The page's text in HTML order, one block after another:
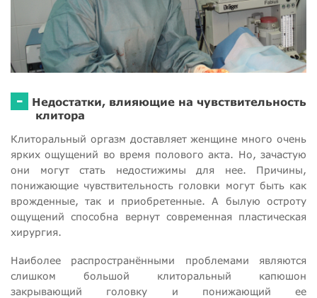
-
Недостатки, влияющие на чувствительность
клитора
Клиторальный оргазм доставляет женщине много очень
ярких ощущений во время полового акта. Но, зачастую
они могут стать недостижимы для нее. Причины,
понижающие чувствительность головки могут быть как
врожденные, так и приобретенные. А былую остроту
ощущений способна вернут современная пластическая
хирургия.
Наиболее распространёнными проблемами являются
слишком большой клиторальный капюшон
закрывающий головку и понижающий ее